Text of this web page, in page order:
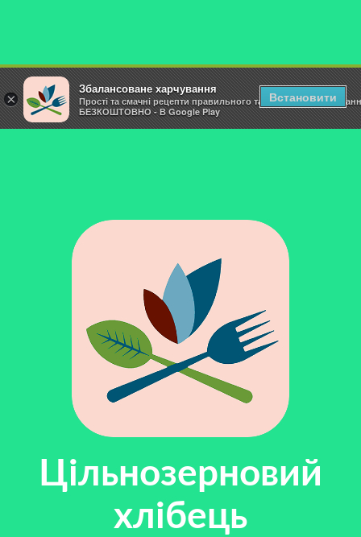
Цільнозерновий
хлібець
×
Збалансоване харчування
Прості та смачні рецепти правильного та здорового
БЕЗКОШТОВНО - В Google Play
Встановити